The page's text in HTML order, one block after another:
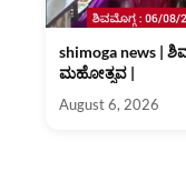
shimoga news |
ಮಹೋತ್ಸವ |
August 6, 2026